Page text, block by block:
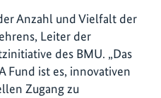
Anzahl und Vielfalt der
Leiter der
des BMU. „Das
Fund ist es, innovativen
Zugang zu